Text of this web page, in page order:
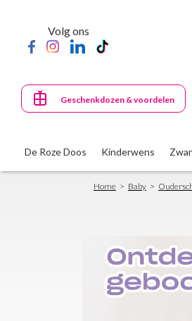
content
Volg ons
Geschenkdozen & voordelen
De Roze Doos Kinderwens
Breadcrumb
Home Baby